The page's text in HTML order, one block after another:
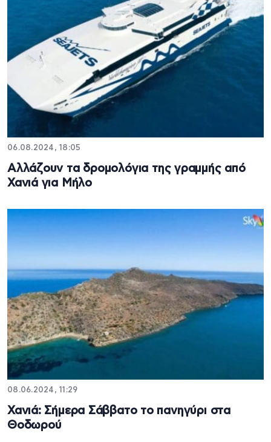
06.08.2024, 18:05
Αλλάζουν τα δρομολόγια της γραμμής από
Χανιά για Μήλο
08.06.2024, 11:29
Χανιά: Σήμερα Σάββατο το πανηγύρι στα
Θοδωρού